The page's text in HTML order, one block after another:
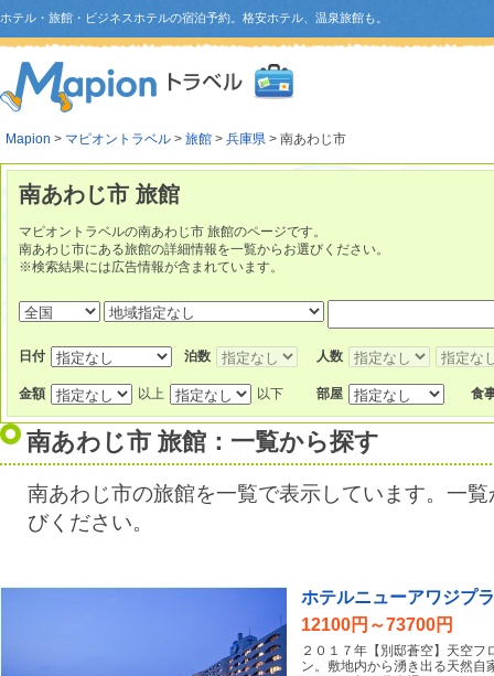
ホテル・旅館・ビジネスホテルの宿泊予約。格安ホテル、温泉旅館も。
Mapion > マピオントラベル > 旅館 > 兵庫県 > 南あわじ市
南あわじ市 旅館
マピオントラベルの南あわじ市 旅館のページです。
南あわじ市にある旅館の詳細情報を一覧からお選びください。
※検索結果には広告情報が含まれています。
日付 泊数 人数
金額 以上 以下 部屋 食
南あわじ市 旅館：一覧から探す
南あわじ市の旅館を一覧で表示しています。一
びください。
ホテルニューアワジプ
12100円～73700円
２０１７年【別邸蒼空】天空
ン。敷地内から湧き出る天然自